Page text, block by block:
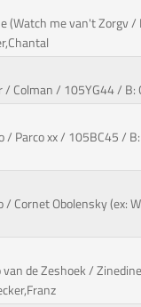
me van't Zorgv /
Colman / 105YG44 / B:
Parco xx / 105BC45 /
Cornet Obolensky (ex:
de Zeshoek /